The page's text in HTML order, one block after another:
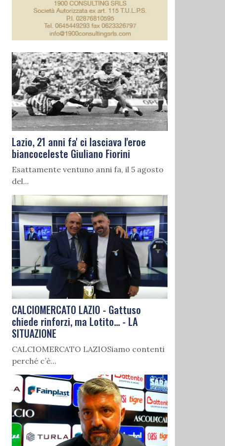
Lazio, 21 anni fa' ci lasciava l'eroe
biancoceleste Giuliano Fiorini
Esattamente ventuno anni fa, il 5 agosto
del...
CALCIOMERCATO LAZIO - Gattuso
chiede rinforzi, ma Lotito... - LA
SITUAZIONE
CALCIOMERCATO LAZIOSiamo contenti
perché c’è...